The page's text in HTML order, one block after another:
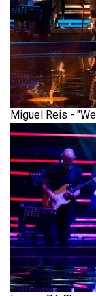
Miguel Reis -